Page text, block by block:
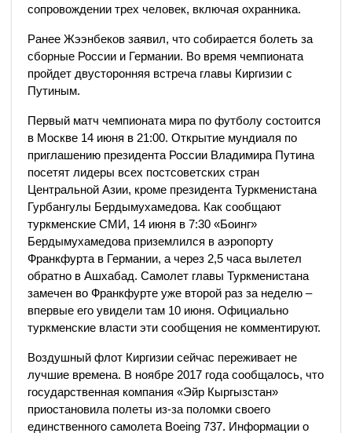
сопровождении трех человек, включая охранника.
Ранее Жээнбеков заявил, что собирается болеть за
сборные России и Германии. Во время чемпионата
пройдет двусторонняя встреча главы Киргизии с
Путиным.
Первый матч чемпионата мира по футболу состоится
в Москве 14 июня в 21:00. Открытие мундиаля по
приглашению президента России Владимира Путина
посетят лидеры всех постсоветских стран
Центральной Азии, кроме президента Туркменистана
Гурбангулы Бердымухамедова. Как сообщают
туркменские СМИ, 14 июня в 7:30 «Боинг»
Бердымухамедова приземлился в аэропорту
Франкфурта в Германии, а через 2,5 часа вылетел
обратно в Ашхабад. Самолет главы Туркменистана
замечен во Франкфурте уже второй раз за неделю –
впервые его увидели там 10 июня. Официально
туркменские власти эти сообщения не комментируют.
Воздушный флот Киргизии сейчас переживает не
лучшие времена. В ноябре 2017 года сообщалось, что
государственная компания «Эйр Кыргызстан»
приостановила полеты из-за поломки своего
единственного самолета Boeing 737. Информации о